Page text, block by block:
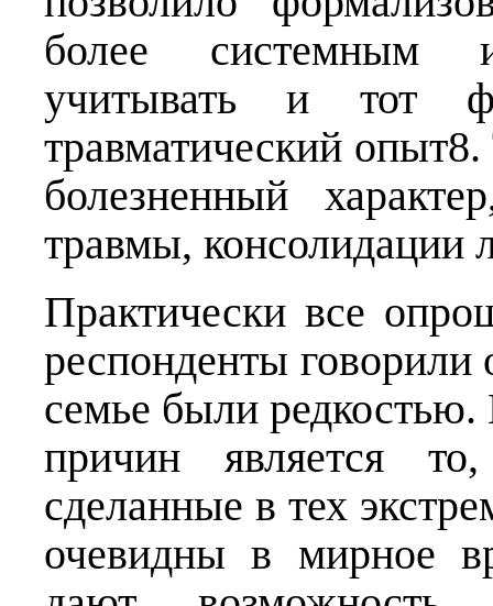
более системным
учитывать и тот
травматический
болезненный
травмы, консолидации
Практически все
респонденты говорили
семье были
причин является
сделанные в тех
очевидны в мирное